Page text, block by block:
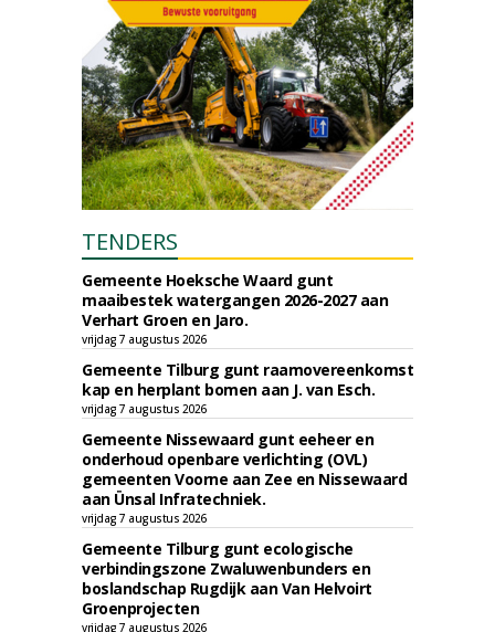
TENDERS
Gemeente Hoeksche Waard gunt
maaibestek watergangen 2026-2027 aan
Verhart Groen en Jaro.
vrijdag 7 augustus 2026
Gemeente Tilburg gunt raamovereenkomst
kap en herplant bomen aan J. van Esch.
vrijdag 7 augustus 2026
Gemeente Nissewaard gunt eeheer en
onderhoud openbare verlichting (OVL)
gemeenten Voorne aan Zee en Nissewaard
aan Ünsal Infratechniek.
vrijdag 7 augustus 2026
Gemeente Tilburg gunt ecologische
verbindingszone Zwaluwenbunders en
boslandschap Rugdijk aan Van Helvoirt
Groenprojecten
vrijdag 7 augustus 2026